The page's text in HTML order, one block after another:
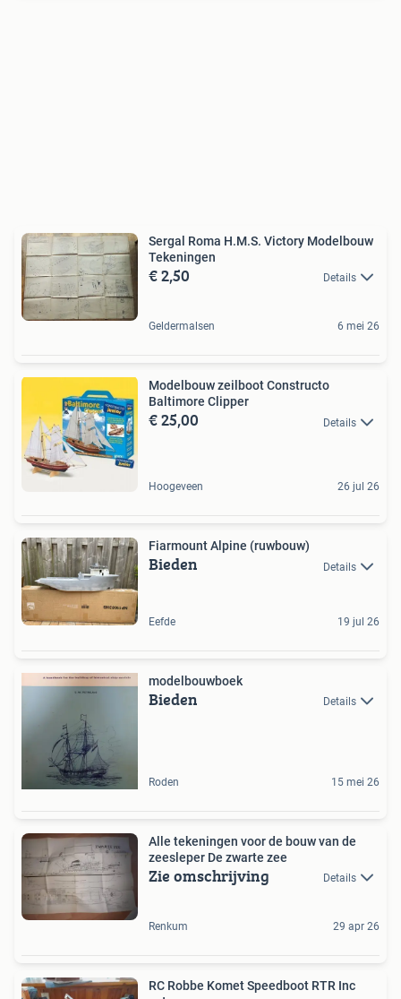
Sergal Roma H.M.S. Victory Modelbouw
Tekeningen
€ 2,50 Details
Geldermalsen 6 mei 26
Modelbouw zeilboot Constructo
Baltimore Clipper
€ 25,00 Details
Hoogeveen 26 jul 26
Fiarmount Alpine (ruwbouw)
Bieden Details
Eefde 19 jul 26
modelbouwboek
Bieden Details
Roden 15 mei 26
Alle tekeningen voor de bouw van de
zeesleper De zwarte zee
Zie omschrijving Details
Renkum 29 apr 26
RC Robbe Komet Speedboot RTR Inc